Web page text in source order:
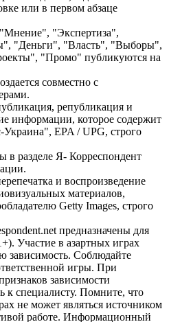
или в первом абзаце
"Экспертиза",
"Деньги", "Власть", "Выборы",
"Промо" публикуются на
совместно с
републикация и
информации, которое содержит
EPA / UPG, строго
в разделе Я- Корреспондент
и воспроизведение
материалов,
Getty Images, строго
предназначены для
Участие в азартных играх
зависимость. Соблюдайте
игры. При
зависимости
к специалисту. Помните, что
не может являться источником
работе. Информационный